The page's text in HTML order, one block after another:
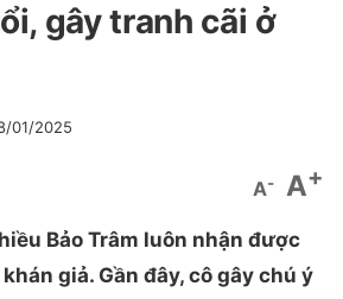
gây tranh cãi ở
01/2025
A- A+
Bảo Trâm luôn nhận được
giả. Gần đây, cô gây chú ý